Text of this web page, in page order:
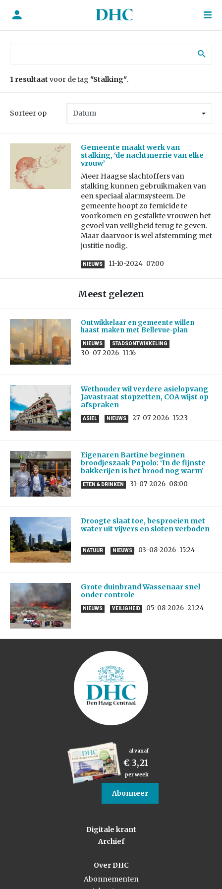
1 resultaat voor de tag "Stalking".
Sorteer op
Gemeente maakt werk van
stalking, ‘de nachtmerrie van elke
vrouw’
Meer Haagse slachtoffers van
stalking kunnen gebruikmaken van
een speciaal alarmsysteem. De
gemeente hoopt zo femicide te
voorkomen en gestalkte vrouwen het
gevoel van veiligheid terug te geven.
Maar daarvoor is wel afstemming met
justitie nodig.
NIEUWS 11-10-2024 07:00
Meest gelezen
Ontwikkelaar en gemeente willen
haast maken met Bellevue-plan
NIEUWS STADSONTWIKKELING
30-07-2026 11:16
Wethouder wil verdere asielopvang
Javastraat stopzetten, COA wijst op
afspraken
ASIEL NIEUWS 27-07-2026 15:23
Eigenaren Bartine beginnen
broodjeszaak Popolo: ‘In de fijnste
bakkerijen is het brood nog warm’
ETEN & DRINKEN 31-07-2026 08:00
Droogte slaat toe, besproeien met
water uit vijvers en sloten verboden
NATUUR NIEUWS 03-08-2026 15:24
Grote duinbrand Wassenaar snel
onder controle
NIEUWS VEILIGHEID 05-08-2026 21:24
al vanaf
€ 3,21
per week
Abonneer
Digitale krant
Archief
Over DHC
Abonnementen